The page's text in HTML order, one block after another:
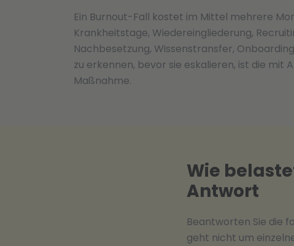
Ein Burnout-Fall kostet im Mittel mehrere
Krankheitstage, Wiedereingliederung,
Nachbesetzung, Wissenstransfer,
zu erkennen, bevor sie eskalieren, ist die mit
Maßnahme.
Wie
Antwort
Beantworten Sie die
geht nicht um